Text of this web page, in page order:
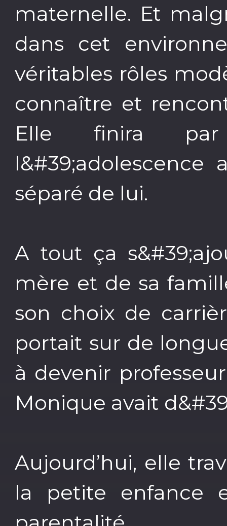
maternelle. Et
dans cet
véritables rôles
connaître et
Elle finira
l&#39;adolescence
séparé de lui.
A tout ça
mère et de sa
son choix de
portait sur de
à devenir
Monique avait
Aujourd’hui, elle
la petite enfance